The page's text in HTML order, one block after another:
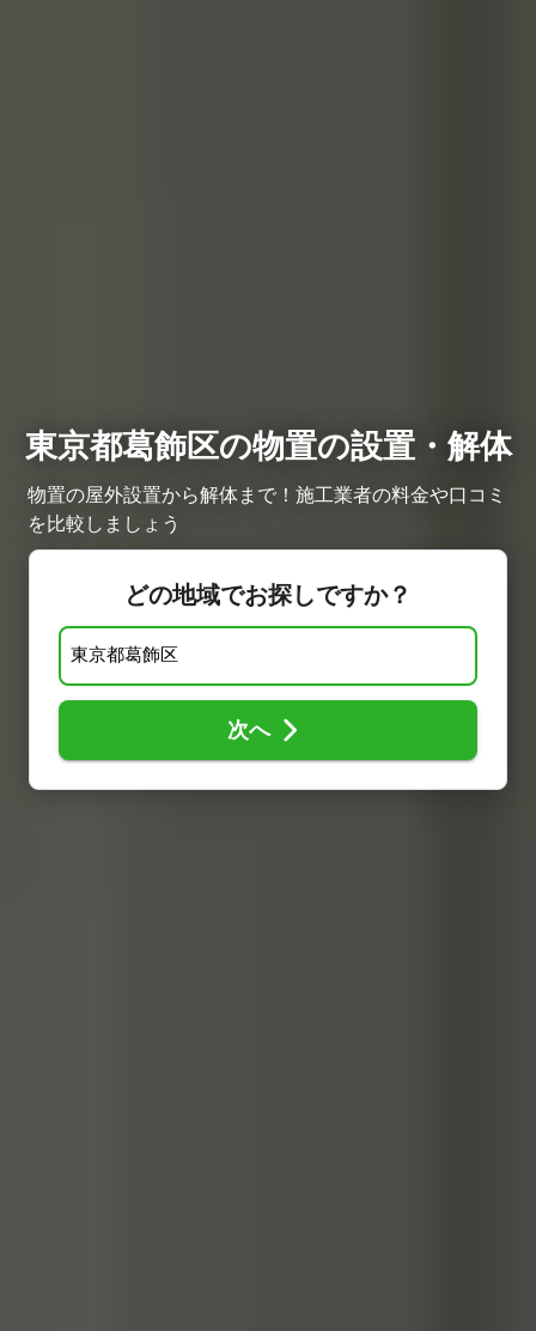
東京都葛飾区の物置の設置・解体
物置の屋外設置から解体まで！施工業者の料金や口コミ
を比較しましょう
どの地域でお探しですか？
次へ